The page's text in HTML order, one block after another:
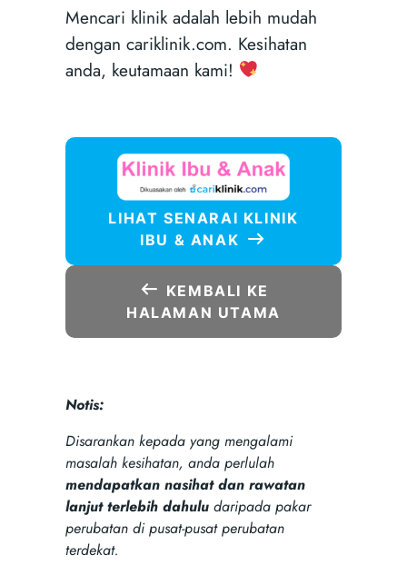
Mencari klinik adalah lebih mudah
dengan cariklinik.com. Kesihatan
anda, keutamaan kami!
LIHAT SENARAI KLINIK
IBU & ANAK
KEMBALI KE
HALAMAN UTAMA
Notis:
Disarankan kepada yang mengalami
masalah kesihatan, anda perlulah
mendapatkan nasihat dan rawatan
lanjut terlebih dahuludaripada pakar
perubatan di pusat-pusat perubatan
terdekat.